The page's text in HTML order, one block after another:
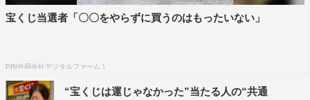
になった美璃（堀田真由）と空（萩原利久）だったが、一
一か月後、偶然にも空のキッチンカーを見つけた美璃。思
わず空のもとに駆け寄るが、空は美璃との約束も、美璃の
宝くじ当選者「〇〇をやらずに買うのはもったいない」
PR(合同会社デジタルファーム )
“宝くじは運じゃなかった”当たる人の“共通